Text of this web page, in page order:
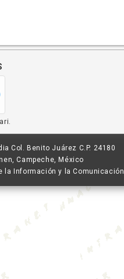
Col. Benito Juárez C.P. 24180
Campeche, México
la Información y la Comunicación